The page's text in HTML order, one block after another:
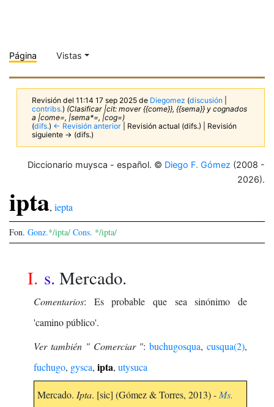
Página Vistas
Revisión del 11:14 17 sep 2025 de Diegomez (discusión
contribs.) (Clasificar |cit: mover {{come}}, {{sema}} y cognados
a |come=, |sema*=, |cog=)
(difs.) ← Revisión anterior | Revisión actual (difs.) | Revisión
siguiente → (difs.)
Diccionario muysca - español. © Diego F. Gómez (2008 -
2026).
ipta, iepta
Fon. Gonz.*/ipta/ Cons. */ipta/
I. s. Mercado.
Comentarios: Es probable que sea sinónimo de
'camino público'.
Ver también " Comerciar ":buchugosqua,cusqua(2),
fuchugo, gysca, ipta, utysuca
Mercado. Ipta. [sic] (Gómez & Torres, 2013) - Ms.